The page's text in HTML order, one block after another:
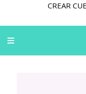
CREAR